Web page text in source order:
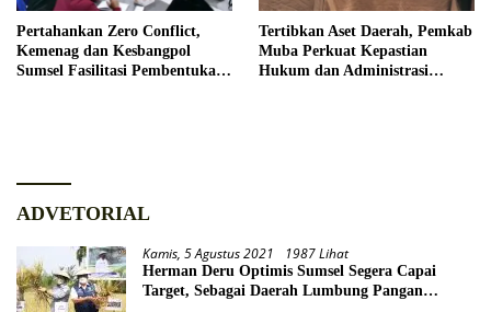
Pertahankan Zero Conflict,
Kemenag dan Kesbangpol
Sumsel Fasilitasi Pembentukan
Tertibkan Aset Daerah, Pemkab
Muba Perkuat Kepastian
Hukum dan Administrasi
ADVETORIAL
Kamis, 5 Agustus 2021 1987 Lihat
Herman Deru Optimis Sumsel Segera Capai
Target, Sebagai Daerah Lumbung Pangan